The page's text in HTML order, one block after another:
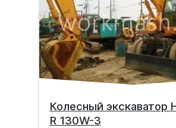
Колесный экскаватор
R 130W-3